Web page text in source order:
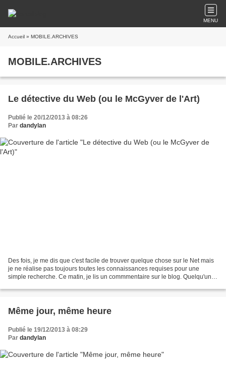
MENU
Accueil » MOBILE.ARCHIVES
MOBILE.ARCHIVES
Le détective du Web (ou le McGyver de l'Art)
Publié le 20/12/2013 à 08:26
Par dandylan
Des fois, je me dis que c'est facile de trouver quelque chose sur le Net mais
je ne réalise pas toujours toutes les connaissances requises pour une
simple recherche. Ce matin, je lis un commmentaire sur le blog. Quelqu'un
Même jour, même heure
Publié le 19/12/2013 à 08:29
Par dandylan